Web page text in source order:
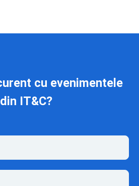
cu evenimentele
din IT&C?